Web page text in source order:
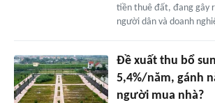
tiền thuê đất, đang gây
người dân và doanh
Đề xuất thu bổ
5,4%/năm, gánh
người mua nhà?